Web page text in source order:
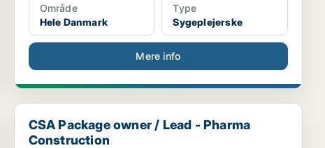
Område
Hele Danmark
Type
Sygeplejerske
Mere info
CSA Package owner / Lead - Pharma Construction
CSA Package owner / Lead - Pharma
Construction